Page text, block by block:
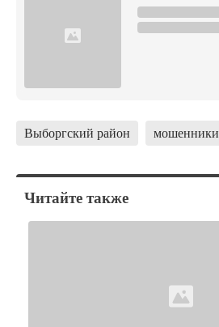
Выборгский район мошенники
Читайте также